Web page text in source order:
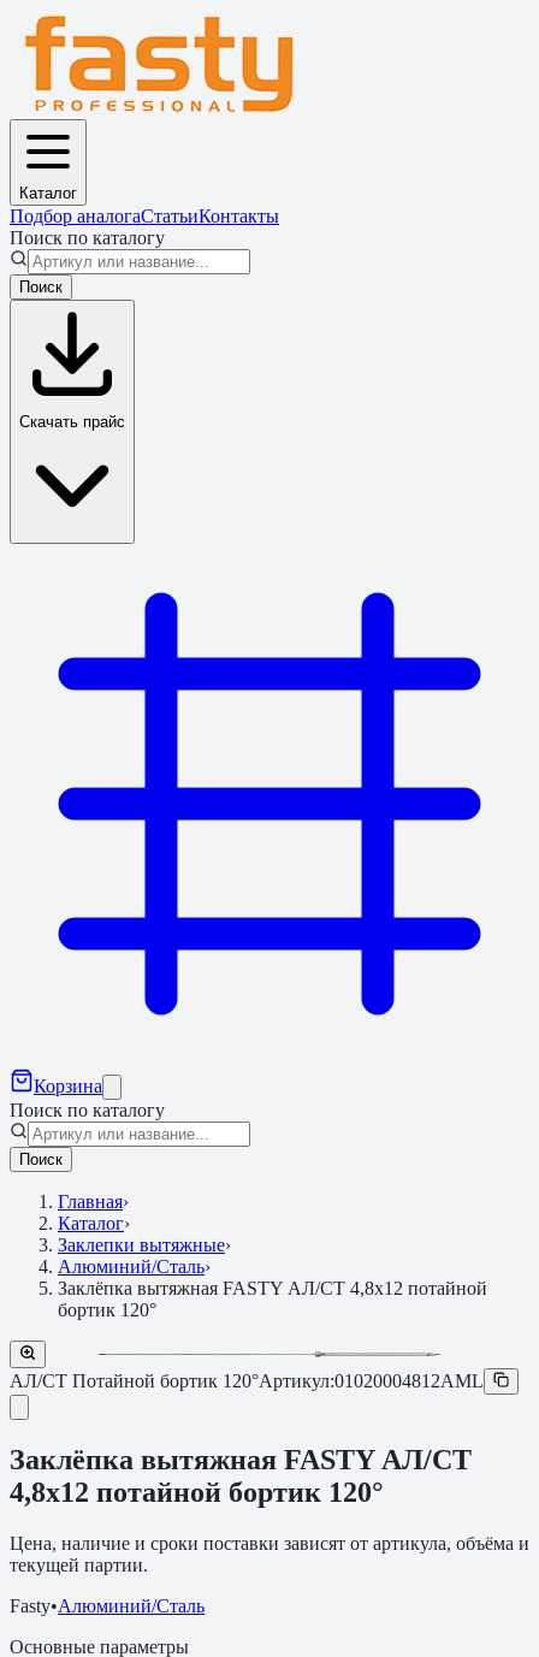
Каталог
Подбор аналогаСтатьиКонтакты
Поиск по каталогу
Поиск
Скачать прайс
Корзина
Поиск по каталогу
Поиск
Главная›
Каталог›
Заклепки вытяжные›
Алюминий/Сталь›
Заклёпка вытяжная FASTY АЛ/СТ 4,8х12 потайной
бортик 120°
АЛ/СТ Потайной бортик 120°Артикул:01020004812AML
Заклёпка вытяжная FASTY АЛ/СТ
4,8х12 потайной бортик 120°
Цена, наличие и сроки поставки зависят от артикула, объёма и
текущей партии.
Fasty•Алюминий/Сталь
Основные параметры